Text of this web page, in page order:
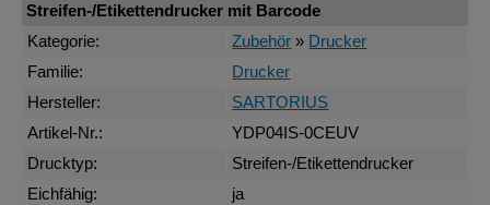
Streifen-/Etikettendrucker mit Barcode
Kategorie:
Zubehör » Drucker
Familie:
Drucker
Hersteller:
SARTORIUS
Artikel-Nr.:
YDP04IS-0CEUV
Drucktyp:
Streifen-/Etikettendrucker
Eichfähig:
ja